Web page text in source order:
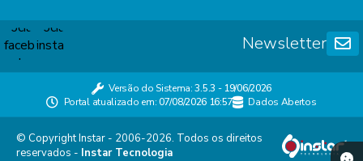
Newsletter
Versão do Sistema:3.5.3 - 19/06/2026
Portal atualizado em:07/08/2026 16:57 Dados Abertos
© Copyright Instar - 2006-2026. Todos os direitos
reservados - Instar Tecnologia